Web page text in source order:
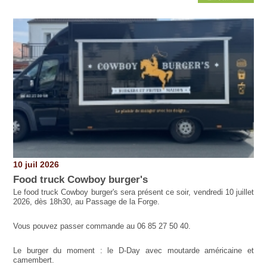
10 juil 2026
Food truck Cowboy burger's
Le food truck Cowboy burger's sera présent ce soir, vendredi 10 juillet
2026, dès 18h30, au Passage de la Forge.
Vous pouvez passer commande au 06 85 27 50 40.
Le burger du moment : le D-Day avec moutarde américaine et
camembert.